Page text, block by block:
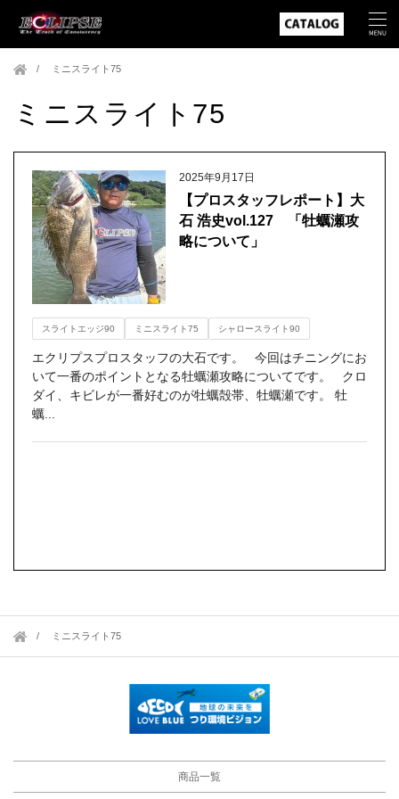
ミニスライト75
ミニスライト75
2025年9月17日
【プロスタッフレポート】大
石 浩史vol.127 「牡蠣瀬攻
略について」
スライトエッジ90 ミニスライト75 シャロースライト90
エクリプスプロスタッフの大石です。 今回はチニングにお
いて一番のポイントとなる牡蠣瀬攻略についてです。 クロ
ダイ、キビレが一番好むのが牡蠣殻帯、牡蠣瀬です。 牡
蠣...
ミニスライト75
商品一覧